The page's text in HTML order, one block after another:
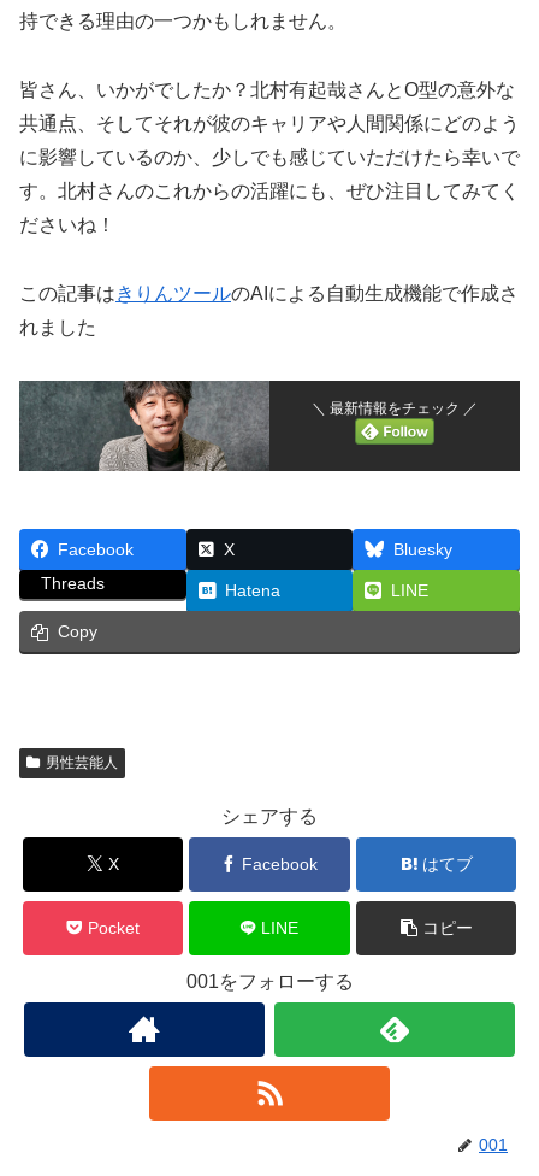
持できる理由の一つかもしれません。
皆さん、いかがでしたか？北村有起哉さんとO型の意外な
共通点、そしてそれが彼のキャリアや人間関係にどのよう
に影響しているのか、少しでも感じていただけたら幸いで
す。北村さんのこれからの活躍にも、ぜひ注目してみてく
ださいね！
この記事はきりんツールのAIによる自動生成機能で作成さ
れました
＼ 最新情報をチェック ／
Facebook X
Bluesky
Threads
Hatena LINE
Copy
男性芸能人
シェアする
X Facebook はてブ
Pocket LINE コピー
001をフォローする
001